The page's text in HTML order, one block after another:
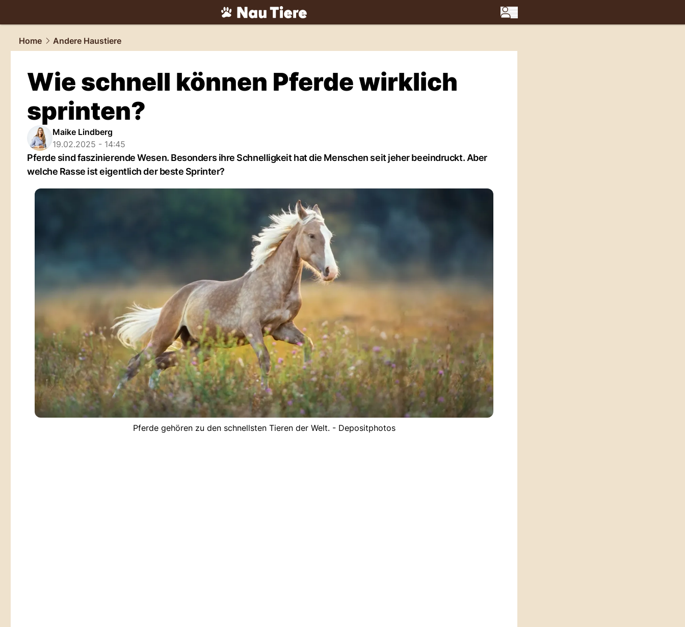
tiere.NAU.ch
Home
Andere Haustiere
Wie schnell können Pferde wirklich
sprinten?
Maike Lindberg
19.02.2025 - 14:45
Pferde sind faszinierende Wesen. Besonders ihre Schnelligkeit hat die Menschen seit jeher beeindruckt. Aber
welche Rasse ist eigentlich der beste Sprinter?
Pferde gehören zu den schnellsten Tieren der Welt. - Depositphotos